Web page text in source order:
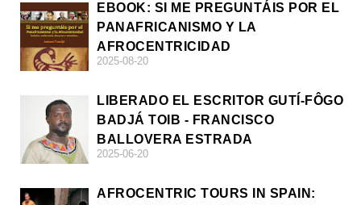
EBOOK: SI ME PREGUNTÁIS POR EL
PANAFRICANISMO Y LA
AFROCENTRICIDAD
2025-08-20
LIBERADO EL ESCRITOR GUTÍ-FÔGO
BADJÁ TOIB - FRANCISCO
BALLOVERA ESTRADA
2025-06-20
AFROCENTRIC TOURS IN SPAIN: